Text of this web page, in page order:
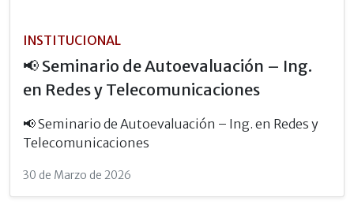
INSTITUCIONAL
📢 Seminario de Autoevaluación – Ing.
en Redes y Telecomunicaciones
📢 Seminario de Autoevaluación – Ing. en Redes y
Telecomunicaciones
30 de Marzo de 2026